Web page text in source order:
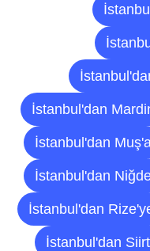
İstanbul'dan
İstanbul'dan
İstanbul'dan
İstanbul'dan
İstanbul'dan